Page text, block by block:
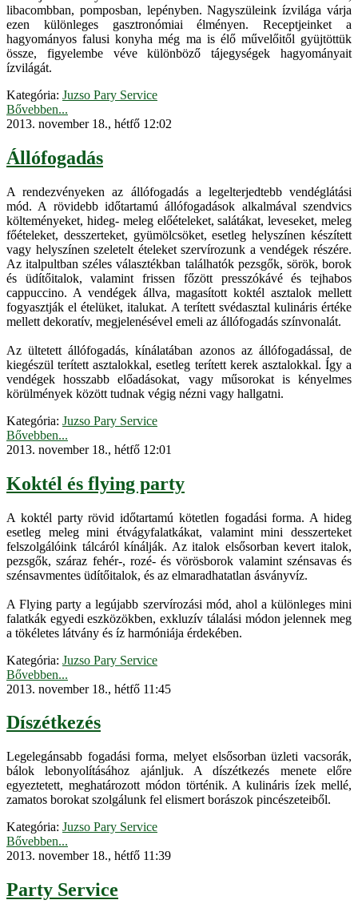
libacombban, pomposban, lepényben. Nagyszüleink ízvilága várja
ezen különleges gasztronómiai élményen. Receptjeinket a
hagyományos falusi konyha még ma is élő művelőitől gyüjtöttük
össze, figyelembe véve különböző tájegységek hagyományait
ízvilágát.
Kategória: Juzso Pary Service
Bővebben...
2013. november 18., hétfő 12:02
Állófogadás
A rendezvényeken az állófogadás a legelterjedtebb vendéglátási
mód. A rövidebb időtartamú állófogadások alkalmával szendvics
költeményeket, hideg- meleg előételeket, salátákat, leveseket, meleg
főételeket, desszerteket, gyümölcsöket, esetleg helyszínen készített
vagy helyszínen szeletelt ételeket szervírozunk a vendégek részére.
Az italpultban széles választékban találhatók pezsgők, sörök, borok
és üdítőitalok, valamint frissen főzött presszókávé és tejhabos
cappuccino. A vendégek állva, magasított koktél asztalok mellett
fogyasztják el ételüket, italukat. A terített svédasztal kulináris értéke
mellett dekoratív, megjelenésével emeli az állófogadás színvonalát.
Az ültetett állófogadás, kínálatában azonos az állófogadással, de
kiegészül terített asztalokkal, esetleg terített kerek asztalokkal. Így a
vendégek hosszabb előadásokat, vagy műsorokat is kényelmes
körülmények között tudnak végig nézni vagy hallgatni.
Kategória: Juzso Pary Service
Bővebben...
2013. november 18., hétfő 12:01
Koktél és flying party
A koktél party rövid időtartamú kötetlen fogadási forma. A hideg
esetleg meleg mini étvágyfalatkákat, valamint mini desszerteket
felszolgálóink tálcáról kínálják. Az italok elsősorban kevert italok,
pezsgők, száraz fehér-, rozé- és vörösborok valamint szénsavas és
szénsavmentes üdítőitalok, és az elmaradhatatlan ásványvíz.
A Flying party a legújabb szervírozási mód, ahol a különleges mini
falatkák egyedi eszközökben, exkluzív tálalási módon jelennek meg
a tökéletes látvány és íz harmóniája érdekében.
Kategória: Juzso Pary Service
Bővebben...
2013. november 18., hétfő 11:45
Díszétkezés
Legelegánsabb fogadási forma, melyet elsősorban üzleti vacsorák,
bálok lebonyolításához ajánljuk. A díszétkezés menete előre
egyeztetett, meghatározott módon történik. A kulináris ízek mellé,
zamatos borokat szolgálunk fel elismert borászok pincészeteiből.
Kategória: Juzso Pary Service
Bővebben...
2013. november 18., hétfő 11:39
Party Service